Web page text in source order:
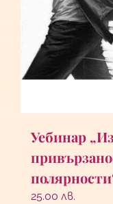
Уебинар
25.00 лв.